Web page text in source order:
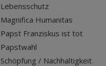
Lebensschutz
Magnifica Humanitas
Papst Franziskus ist tot
Papstwahl
Schöpfung / Nachhaltigkeit